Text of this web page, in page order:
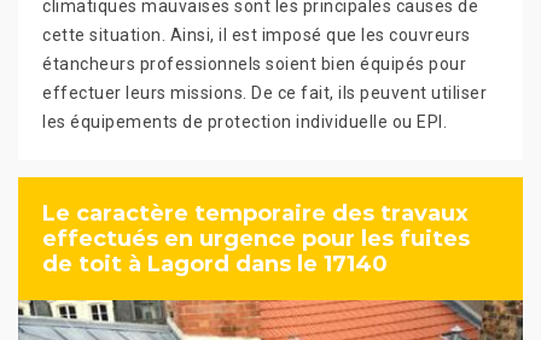
climatiques mauvaises sont les principales causes de
cette situation. Ainsi, il est imposé que les couvreurs
étancheurs professionnels soient bien équipés pour
effectuer leurs missions. De ce fait, ils peuvent utiliser
les équipements de protection individuelle ou EPI.
Le caractère temporaire des travaux
effectués en urgence pour les fuites
de toit à Lagord dans le 17140